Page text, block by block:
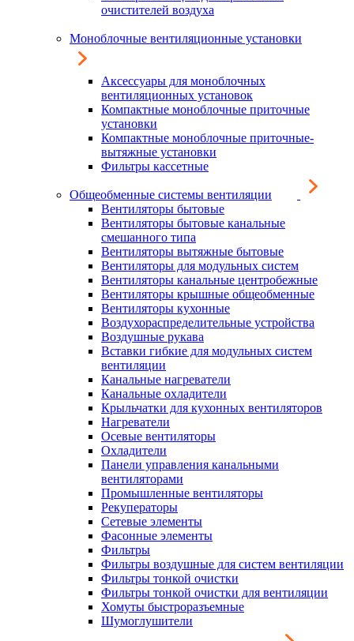
очистителей воздуха
Моноблочные вентиляционные установки
Аксессуары для моноблочных
вентиляционных установок
Компактные моноблочные приточные
установки
Компактные моноблочные приточные-
вытяжные установки
Фильтры кассетные
Общеобменные системы вентиляции
Вентиляторы бытовые
Вентиляторы бытовые канальные
смешанного типа
Вентиляторы вытяжные бытовые
Вентиляторы для модульных систем
Вентиляторы канальные центробежные
Вентиляторы крышные общеобменные
Вентиляторы кухонные
Воздухораспределительные устройства
Воздушные рукава
Вставки гибкие для модульных систем
вентиляции
Канальные нагреватели
Канальные охладители
Крыльчатки для кухонных вентиляторов
Нагреватели
Осевые вентиляторы
Охладители
Панели управления канальными
вентиляторами
Промышленные вентиляторы
Рекуператоры
Сетевые элементы
Фасонные элементы
Фильтры
Фильтры воздушные для систем вентиляции
Фильтры тонкой очистки
Фильтры тонкой очистки для вентиляции
Хомуты быстроразъемные
Шумоглушители